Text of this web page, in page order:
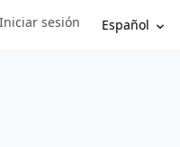
in to your account
Iniciar sesión Español